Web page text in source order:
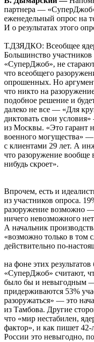
партнера —
еженедельный опрос на
И о результатах этого
Т.ДЗЯДКО: Всеобщее
Большинство
«СуперДжоб», не
что всеобщего
опрошенных. Но
что никто на
подобное решение и
далеко не все — «Для
диктовать свои
из Москвы. «Это гарант
военного могущества»
с клиентами 29 лет. А
что разоружение вообще
нибудь скроет».
Впрочем, есть и
из участников опроса.
разоружение возможно
ничего невозможного
А начальник
«возможно только в том
действительно по-
на фоне этих
«СуперДжоб» считают,
было бы и невыгодным —
придерживаются 53%
разоружаться» — это
из Тамбова. Другие
что «мир нестабилен,
фактор», и как пишет 42-
России это невыгодно,